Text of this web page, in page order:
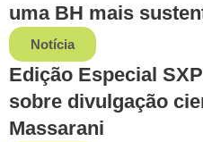
uma BH mais
Notícia
Edição Especial
sobre divulgação
Massarani